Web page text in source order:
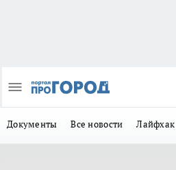
Документы Все новости Лайфхак